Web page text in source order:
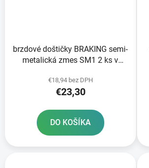
brzdové doštičky BRAKING semi-
metalická zmes SM1 2 ks v
€18,94 bez DPH
€23,30
DO KOŠÍKA